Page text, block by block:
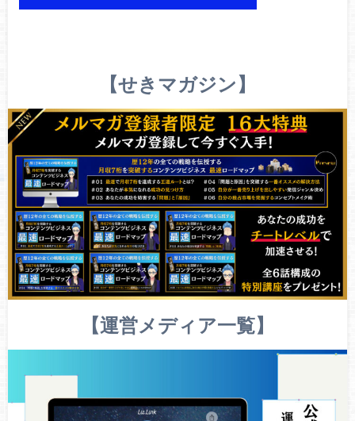
【せきマガジン】
【運営メディア一覧】